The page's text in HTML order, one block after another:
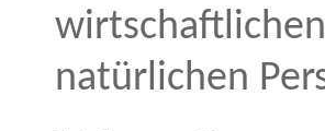
natürlichen